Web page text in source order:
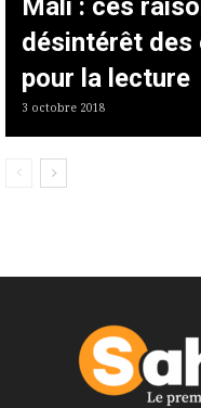
Mali : ces
désintérêt des
pour la lecture
3 octobre 2018